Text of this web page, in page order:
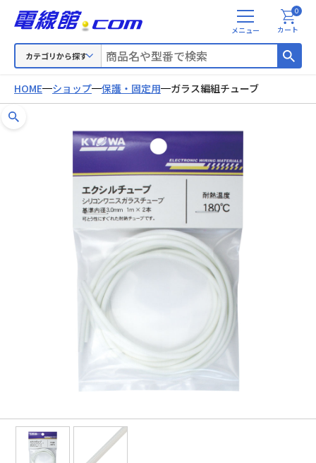
カテゴリから探す
メ
ニ
カート
0
HOME ショップ 保護・固定用 ガラス編組チューブ